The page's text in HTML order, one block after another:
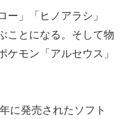
ー」「ヒノアラシ」
ことになる。そして物
モン「アルセウス」
に発売されたソフト